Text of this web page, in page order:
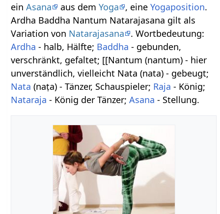
einAsana aus demYoga , eineYogaposition.
Ardha Baddha Nantum Natarajasana gilt als
Variation von Natarajasana
. Wortbedeutung:
Ardha - halb, Hälfte; Baddha - gebunden,
verschränkt, gefaltet; [[Nantum (nantum) - hier
unverständlich, vielleicht Nata (nata) - gebeugt;
Nata (naṭa) - Tänzer, Schauspieler; Raja - König;
Nataraja - König der Tänzer;Asana - Stellung.